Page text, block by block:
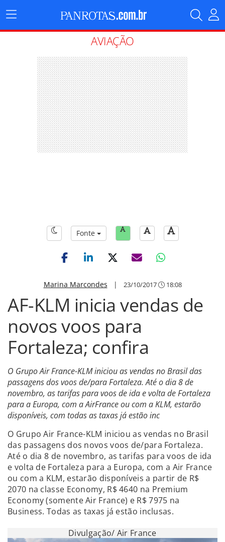
Menu
Principal
AVIAÇÃO
Fonte
Marina Marcondes | 23/10/2017 18:08
AF-KLM inicia vendas de
novos voos para
Fortaleza; confira
O Grupo Air France-KLM iniciou as vendas no Brasil das
passagens dos voos de/para Fortaleza. Até o dia 8 de
novembro, as tarifas para voos de ida e volta de Fortaleza
para a Europa, com a AirFrance ou com a KLM, estarão
disponíveis, com todas as taxas já estão inc
O Grupo Air France-KLM iniciou as vendas no Brasil
das passagens dos novos voos de/para Fortaleza.
Até o dia 8 de novembro, as tarifas para voos de ida
e volta de Fortaleza para a Europa, com a Air France
ou com a KLM, estarão disponíveis a partir de R$
2070 na classe Economy, R$ 4640 na Premium
Economy (somente Air France) e R$ 7975 na
Business. Todas as taxas já estão inclusas.
Divulgação/ Air France